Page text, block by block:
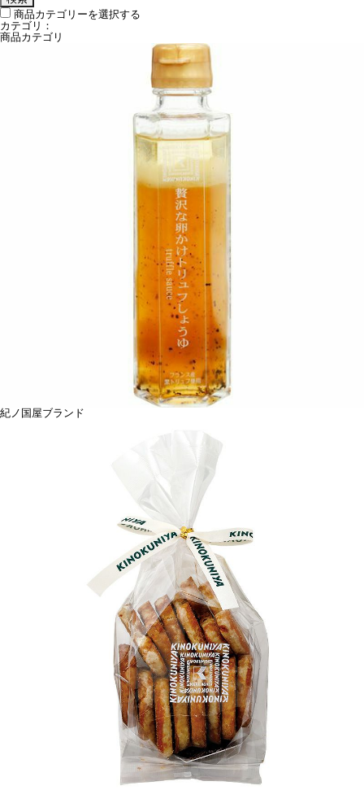
商品カテゴリーを選択する
カテゴリ：
商品カテゴリ
紀ノ国屋ブランド